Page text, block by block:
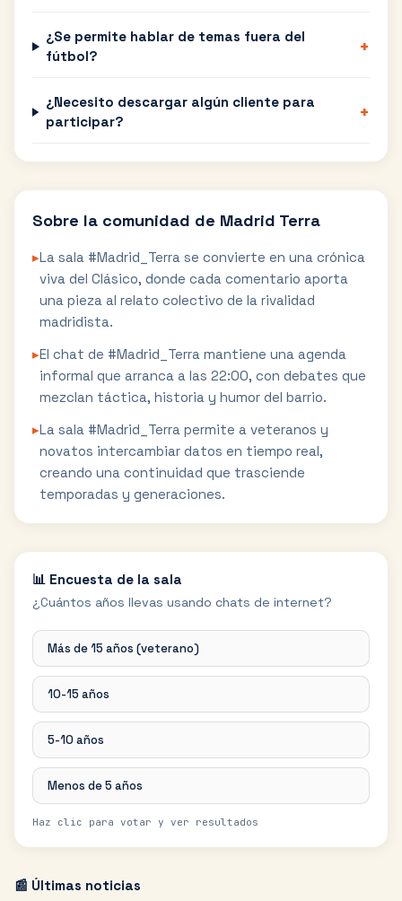
¿Se permite hablar de temas fuera del
fútbol?
+
¿Necesito descargar algún cliente para
participar?
+
Sobre la comunidad de Madrid Terra
▸La sala #Madrid_Terra se convierte en una crónica
viva del Clásico, donde cada comentario aporta
una pieza al relato colectivo de la rivalidad
madridista.
▸El chat de #Madrid_Terra mantiene una agenda
informal que arranca a las 22:00, con debates que
mezclan táctica, historia y humor del barrio.
▸La sala #Madrid_Terra permite a veteranos y
novatos intercambiar datos en tiempo real,
creando una continuidad que trasciende
temporadas y generaciones.
📊 Encuesta de la sala
¿Cuántos años llevas usando chats de internet?
Más de 15 años (veterano)
10-15 años
5-10 años
Menos de 5 años
Haz clic para votar y ver resultados
📰 Últimas noticias